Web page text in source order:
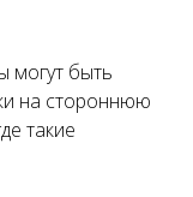
быть
на стороннюю
такие